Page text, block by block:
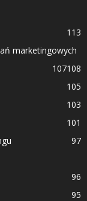
113
marketingowych
108
107
105
103
101
97
96
95